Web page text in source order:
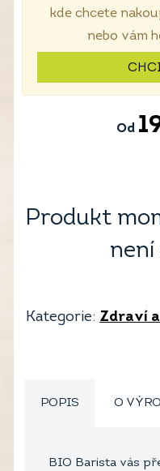
kde chcete
nebo vám
Od
Produkt
není
Kategorie: Zdraví
POPIS O
BIO Barista vás